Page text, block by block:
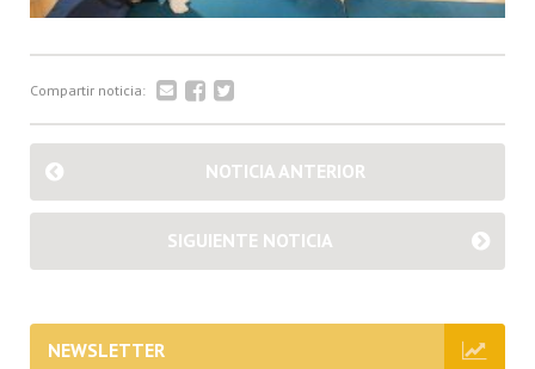
Compartir noticia:
NOTICIA ANTERIOR
SIGUIENTE NOTICIA
NEWSLETTER